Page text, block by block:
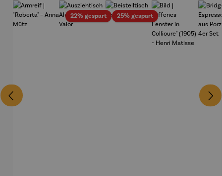
22% gespartRabatt25% gespartRabatt